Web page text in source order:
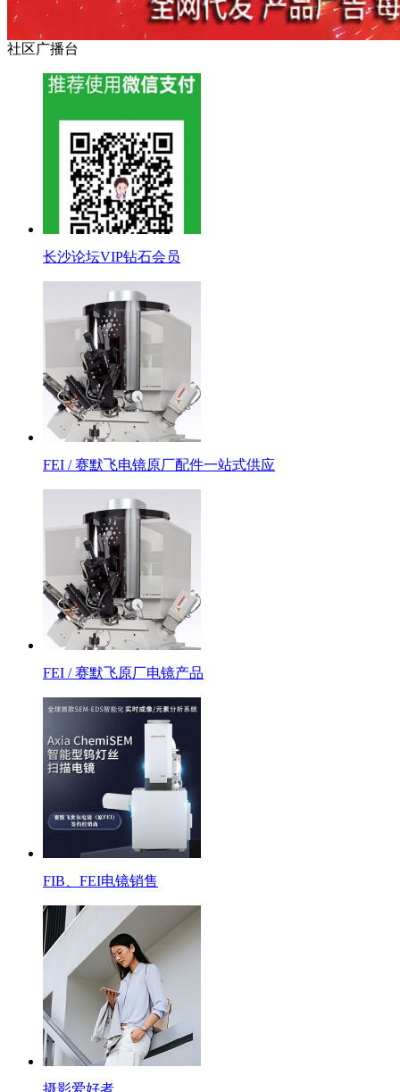
社区广播台
长沙论坛VIP钻石会员
FEI / 赛默飞电镜原厂配件一站式供应
FEI / 赛默飞原厂电镜产品
FIB、FEI电镜销售
摄影爱好者